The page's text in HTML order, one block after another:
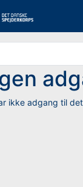
ikke adgang til